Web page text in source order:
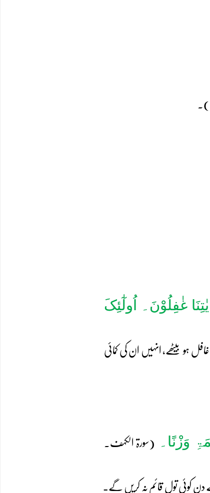
غٰفِلُوْنَ۔ اُولٰٓئِکَ
ہو بیٹھے، انہیں ان کی کمائی
وَزْنًا۔ (سورۃ الکہف۔
کوئی تول قائم نہ کریں گے ـ